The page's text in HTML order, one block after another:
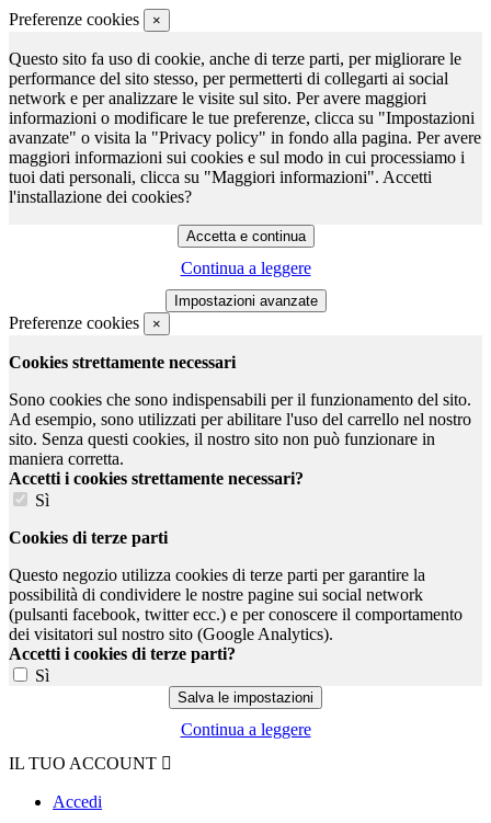
Preferenze cookies ×
Questo sito fa uso di cookie, anche di terze parti, per migliorare le
performance del sito stesso, per permetterti di collegarti ai social
network e per analizzare le visite sul sito. Per avere maggiori
informazioni o modificare le tue preferenze, clicca su "Impostazioni
avanzate" o visita la "Privacy policy" in fondo alla pagina. Per avere
maggiori informazioni sui cookies e sul modo in cui processiamo i
tuoi dati personali, clicca su "Maggiori informazioni". Accetti
l'installazione dei cookies?
Continua a leggere
Preferenze cookies ×
Cookies strettamente necessari
Sono cookies che sono indispensabili per il funzionamento del sito.
Ad esempio, sono utilizzati per abilitare l'uso del carrello nel nostro
sito. Senza questi cookies, il nostro sito non può funzionare in
maniera corretta.
Accetti i cookies strettamente necessari?
Sì
Cookies di terze parti
Questo negozio utilizza cookies di terze parti per garantire la
possibilità di condividere le nostre pagine sui social network
(pulsanti facebook, twitter ecc.) e per conoscere il comportamento
dei visitatori sul nostro sito (Google Analytics).
Accetti i cookies di terze parti?
Sì
Continua a leggere
IL TUO ACCOUNT 
Accedi